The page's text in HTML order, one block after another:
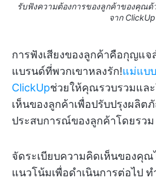
รับฟังความต้องการของลูกค้าของคุณด้
จาก ClickUp
การฟังเสียงของลูกค้าคือกุญแจ
แบรนด์ที่พวกเขาหลงรัก!แม่แบ
ClickUpช่วยให้คุณรวบรวมแล
เห็นของลูกค้าเพื่อปรับปรุงผลิต
ประสบการณ์ของลูกค้าโดยรวม
จัดระเบียบความคิดเห็นของคุณ
แนวโน้มเพื่อดำเนินการต่อไป ท